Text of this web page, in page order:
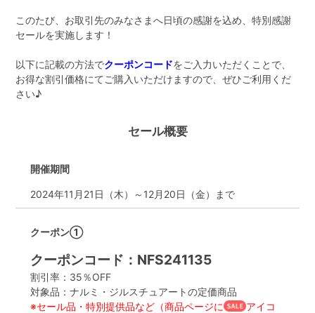
このたび、お取引先のみなさまへ日頃の感謝を込め、特別感謝
セールを実施します！
以下に記載の方法でクーポンコードをご入力いただくことで、
お得な割引価格にてご購入いただけますので、ぜひご利用くだ
さい♪
セール概要
開催期間
2024年11月21日（木）～12月20日（金）まで
クーポン①
クーポンコード：NFS241135
割引率：35％OFF
対象品：ナルミ・ジルスチュアートの定価商品
※セール品・特別提供品など（商品ページに
アイコ